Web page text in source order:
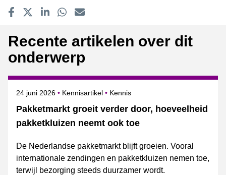
Recente artikelen over dit
onderwerp
Pakketmarkt groeit verder door, hoeveelheid
pakketkluizen neemt ook toe
Gepubliceerd op
24 juni 2026 Kennisartikel Onderwerpen
Kennis
De Nederlandse pakketmarkt blijft groeien. Vooral
internationale zendingen en pakketkluizen nemen toe,
terwijl bezorging steeds duurzamer wordt.